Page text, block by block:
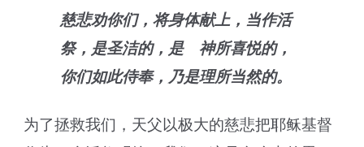
慈悲劝你们，将身体献上，当作活
祭，是圣洁的，是 神所喜悦的，
你们如此侍奉，乃是理所当然的。
为了拯救我们，天父以极大的慈悲把耶稣基督